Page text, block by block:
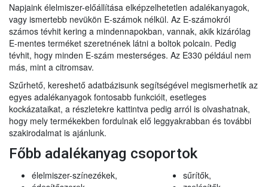
Napjaink élelmiszer-előállítása elképzelhetetlen adalékanyagok,
vagy ismertebb nevükön E-számok nélkül. Az E-számokról
számos tévhit kering a mindennapokban, vannak, akik kizárólag
E-mentes terméket szeretnének látni a boltok polcain. Pedig
tévhit, hogy minden E-szám mesterséges. Az E330 például nem
más, mint a citromsav.
Szűrhető, kereshető adatbázisunk segítségével megismerhetik az
egyes adalékanyagok fontosabb funkcióit, esetleges
kockázataikat, a részletekre kattintva pedig arról is olvashatnak,
hogy mely termékekben fordulnak elő leggyakrabban és további
szakirodalmat is ajánlunk.
Főbb adalékanyag csoportok
élelmiszer-színezékek,
sűrítők,